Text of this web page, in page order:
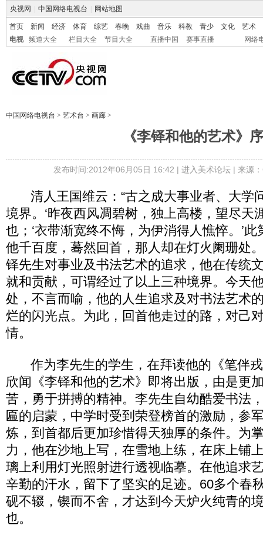
央视网 中国网络电视台 网站地图
首页 新闻 经济 体育 综艺 春晚 戏曲 音乐 科教 青少 文化
艺术
电视
频道大全 栏目大全 节目大全 直播中国 赛事直播 网络
中国网络电视台 > 艺术台 > 画廊 >
《李铎和他的艺术》序
发布时间:2012年06月05日 16:42 | 进入美术论坛| 来源
清人王国维云：“古之成大事业者、大学
境界。‘昨夜西风凋碧树，独上高楼，望尽天
也；‘衣带渐宽终不悔，为伊消得人憔悴。’此
他千百度，蓦然回首，那人却在灯火阑珊处
铎先生对事业及书法艺术的追求，他在传统
就和贡献，可谓经过了以上三种境界。今天
处，不言而喻，他的人生追求及对书法艺术
烂的闪光点。为此，回首他走过的路，对己
情。
作为李先生的学生，在拜读他的《笔伴戎
欣闻《李铎和他的艺术》即将出版，由是更
苦，勇于拼搏的精神。李先生自幼酷爱书法
匾的启蒙，中学时受到荣登榜首的激励，参
炼，到首都后更加珍惜得天独厚的条件。为
力，他在沙地上写，在雪地上练，在床上铺
璃上利用灯光照射进行透视临摹。在他追求
辛勤的汗水，留下了坚实的足迹。60多个春
砚不辍，锲而不舍，才达到今天炉火纯青的
也。